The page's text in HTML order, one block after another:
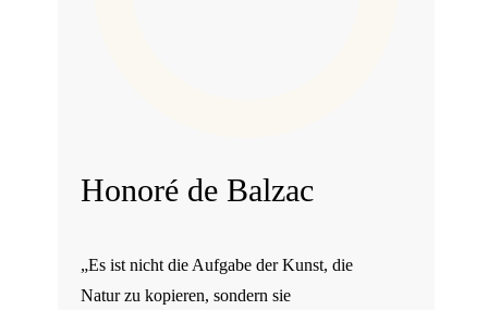
Honoré de Balzac
„Es ist nicht die Aufgabe der Kunst, die
Natur zu kopieren, sondern sie